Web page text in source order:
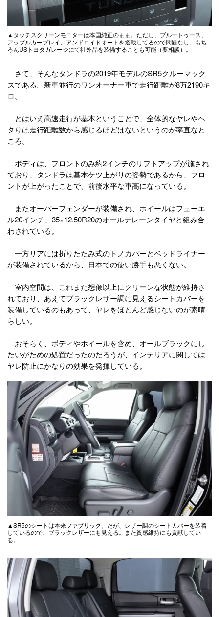
▲タッチスクリーンモニターは本国純正のまま。ただし、ブルートゥース、
アップルカープレイ、アンドロイドオートを搭載してるので問題なし。もち
ろんUSトヨタガレージにて社外品を装備することも可能（要相談）。
さて、そんなタンドラの2019年モデルのSR5クルーマック
スである。新車並行のワンオーナー車で走行距離が8万2190キ
ロ。
とはいえ高速走行が基本ということで、全体的なヤレやヘ
タりは走行距離数から感じるほどはないというのが率直なと
ころ。
ボディは、フロントのみ約2インチのリフトアップが施され
ており、タンドラは基本ケツ上がりの姿勢であるから、フロ
ントが上がったことで、前後水平な車高になっている。
またオーバーフェンダーが装備され、ホイールはフューエ
ル20インチ、35×12.50R20のオールテレーンタイヤと組み合
わされている。
一方リアには折りたたみ式のトノカバーとベッドライナー
が装備されているから、日本での使い勝手も悪くない。
室内空間は、これまた想像以上にクリーンな状態が維持さ
れており、あえてブラックレザー調に見えるシートカバーを
装備しているのもあって、ヤレをほとんど感じないのが素晴
らしい。
おそらく、ボディやホイールを含め、オールブラックにし
たいがための処置だったのだろうが、インテリアに関しては
ヤレ防止にかなりの効果を発揮している。
▲SR5のシートは本来ファブリック。だが、レザー調のシートカバーを装着
しているので、ブラックレザーにも見える。また質感維持にも貢献してい
る。